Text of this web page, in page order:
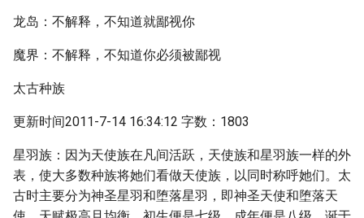
龙岛：不解释，不知道就鄙视你
魔界：不解释，不知道你必须被鄙视
太古种族
更新时间2011-7-14 16:34:12 字数：1803
星羽族：因为天使族在凡间活跃，天使族和星羽族一样的外
表，使大多数种族将她们看做天使族，以同时称呼她们。太
古时主要分为神圣星羽和堕落星羽，即神圣天使和堕落天